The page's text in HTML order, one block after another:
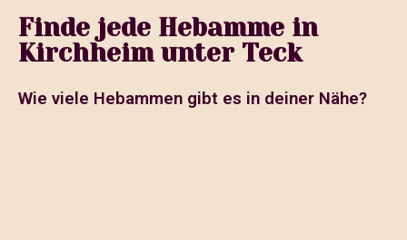
Finde jede Hebamme in
Kirchheim unter Teck
Wie viele Hebammen gibt es in deiner Nähe?